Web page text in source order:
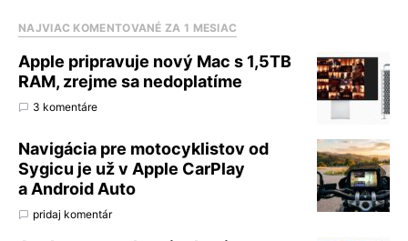
NAJVIAC KOMENTOVANÉ ZA 1 MESIAC
Apple pripravuje nový Mac s 1,5TB
RAM, zrejme sa nedoplatíme
3 komentáre
Navigácia pre motocyklistov od
Sygicu je už v Apple CarPlay
a Android Auto
pridaj komentár